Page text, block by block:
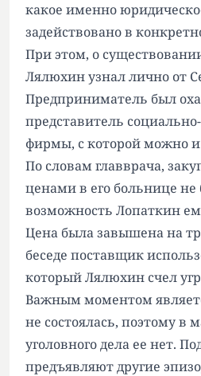
какое именно
задействовано в
При этом, о
Лялюхин узнал лично от
Предприниматель был
представитель
фирмы, с которой можно
По словам главврача,
ценами в его больнице
возможность Лопаткин
Цена была завышена на
беседе поставщик
который Лялюхин счел
Важным моментом
не состоялась, поэтому в
уголовного дела ее нет.
предъявляют другие